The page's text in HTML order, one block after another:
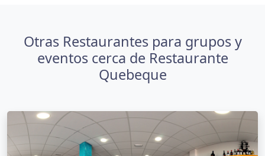
Otras Restaurantes para grupos y
eventos cerca de Restaurante
Quebeque